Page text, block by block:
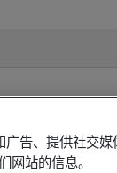
告、提供社交媒
网站的信息。